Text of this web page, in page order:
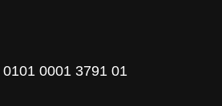
0001 3791 01